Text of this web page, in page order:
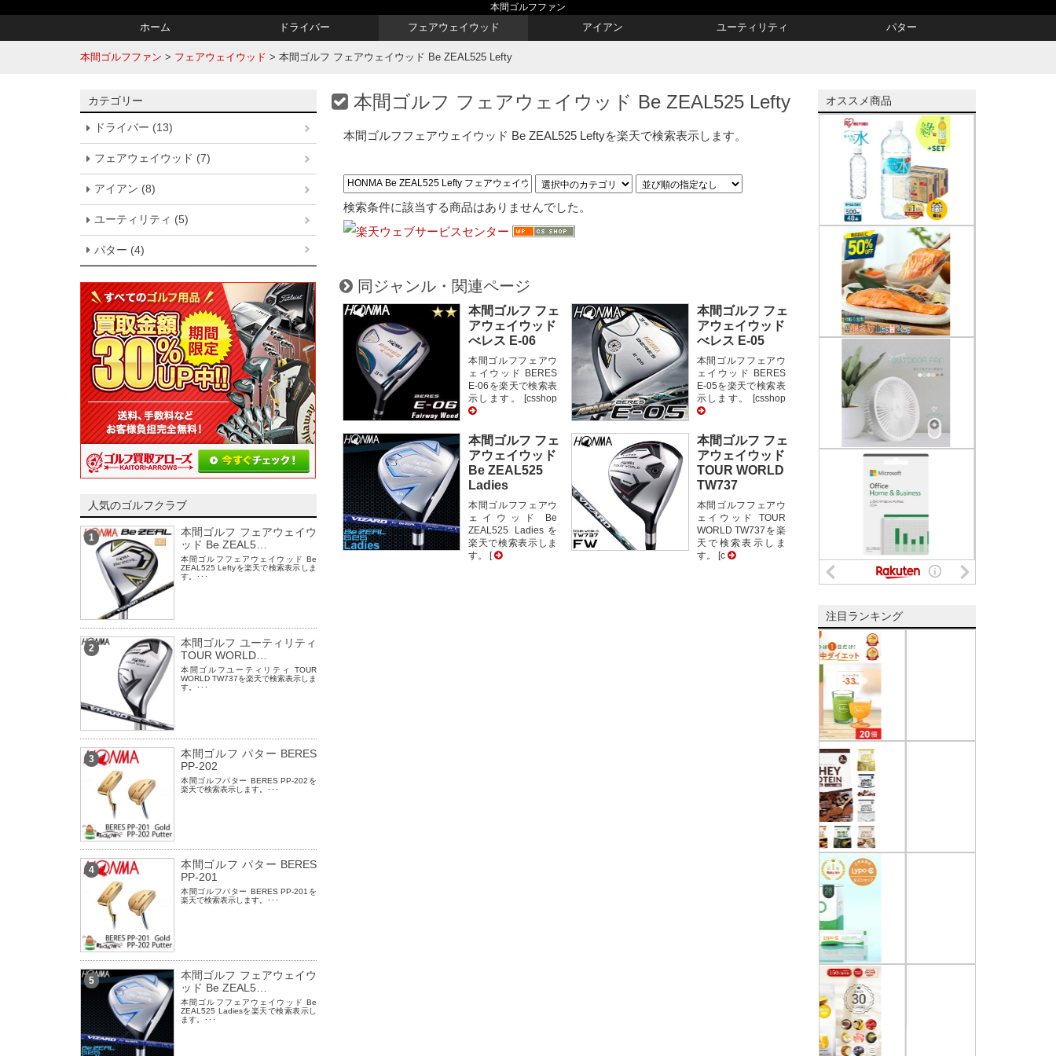
本間ゴルフファン
ホーム ドライバー フェアウェイウッド アイアン ユーティリティ パター
本間ゴルフファン > フェアウェイウッド > 本間ゴルフ フェアウェイウッド Be ZEAL525 Lefty
本間ゴルフ フェアウェイウッド Be ZEAL525 Lefty
本間ゴルフフェアウェイウッド Be ZEAL525 Leftyを楽天で検索表示します。
検索条件に該当する商品はありませんでした。
同ジャンル・関連ページ
本間ゴルフ フェ
アウェイウッド
べレス E-06
本間ゴルフフェアウ
ェイウッド BERES
E-06を楽天で検索表
示します。 [csshop
本間ゴルフ フェ
アウェイウッド
べレス E-05
本間ゴルフフェアウ
ェイウッド BERES
E-05を楽天で検索表
示します。 [csshop
本間ゴルフ フェ
アウェイウッド
Be ZEAL525
Ladies
本間ゴルフフェアウ
ェイウッド Be
ZEAL525 Ladiesを
楽天で検索表示しま
す。 [
本間ゴルフ フェ
アウェイウッド
TOUR WORLD
TW737
本間ゴルフフェアウ
ェイウッド TOUR
WORLD TW737を楽
天で検索表示しま
す。 [c
カテゴリー
ドライバー (13)
フェアウェイウッド (7)
アイアン (8)
ユーティリティ (5)
パター (4)
人気のゴルフクラブ
1
本間ゴルフ フェアウェイウ
ッド Be ZEAL5…
本間ゴルフフェアウェイウッド Be
ZEAL525 Leftyを楽天で検索表示しま
す。･･･
2
本間ゴルフ ユーティリティ
TOUR WORLD…
本間ゴルフユーティリティ TOUR
WORLD TW737を楽天で検索表示しま
す。･･･
3
本間ゴルフ パター BERES
PP-202
本間ゴルフパター BERES PP-202を
楽天で検索表示します。･･･
4
本間ゴルフ パター BERES
PP-201
本間ゴルフパター BERES PP-201を
楽天で検索表示します。･･･
5
本間ゴルフ フェアウェイウ
ッド Be ZEAL5…
本間ゴルフフェアウェイウッド Be
ZEAL525 Ladiesを楽天で検索表示し
ます。･･･
オススメ商品
注目ランキング